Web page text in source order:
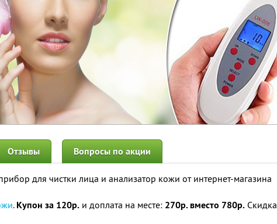
Отзывы Вопросы по акции
для чистки лица и анализатор кожи от интернет-магазина
. Купон за 120р. и доплата на месте: 270р. вместо 780р. Скидка